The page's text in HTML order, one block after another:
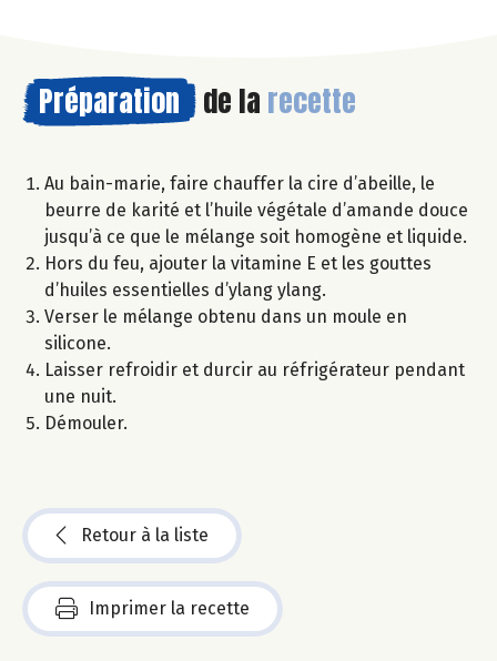
Préparation de la recette
Au bain-marie, faire chauffer la cire d’abeille, le
beurre de karité et l’huile végétale d’amande douce
jusqu’à ce que le mélange soit homogène et liquide.
Hors du feu, ajouter la vitamine E et les gouttes
d’huiles essentielles d’ylang ylang.
Verser le mélange obtenu dans un moule en
silicone.
Laisser refroidir et durcir au réfrigérateur pendant
une nuit.
Démouler.
Retour à la liste
Imprimer la recette